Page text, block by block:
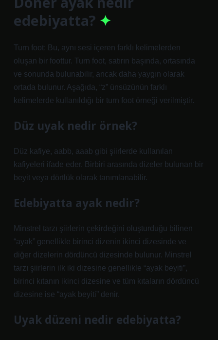
edebiyatta?
Turn foot: Bu, aynı sesi içeren farklı kelimelerden
oluşan bir foottur. Turn foot, satırın başında, ortasında
ve sonunda bulunabilir, ancak daha yaygın olarak
ortada bulunur. Aşağıda, “z” ünsüzünün farklı
kelimelerde kullanıldığı bir turn foot örneği verilmiştir.
Düz uyak nedir örnek?
Düz kafiye, aabb, aaab gibi şiirlerde kullanılan
kafiyeleri ifade eder. Birbiri arasında dizeler bulunan bir
beyit veya dörtlük olarak tanımlanabilir.
Edebiyatta ayak nedir?
Minstrel tarzı şiirlerin çekirdeğini oluşturduğu bilinen
“ayak” genellikle birinci dizenin ikinci dizesinde ve
diğer dizelerin dördüncü dizesinde bulunur. Minstrel
tarzı şiirlerin ilk iki dizesine genellikle “ayak beyiti”,
birinci kıtanın ikinci dizesine ve tüm kıtaların dördüncü
dizesine ise “ayak beyiti” denir.
Uyak düzeni nedir edebiyatta?